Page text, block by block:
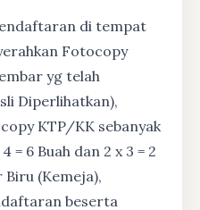
di tempat
Fotocopy
yg telah
Diperlihatkan),
KTP/KK sebanyak
= 6 Buah dan 2 x 3 = 2
(Kemeja),
beserta